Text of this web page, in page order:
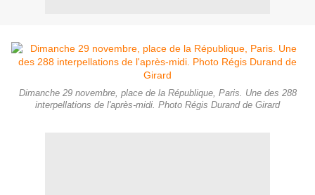
Dimanche 29 novembre, place de la République, Paris. Une des 288
interpellations de l'après-midi. Photo Régis Durand de Girard